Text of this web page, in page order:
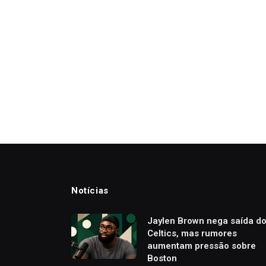
Notícias
Jaylen Brown nega saída do
Celtics, mas rumores
aumentam pressão sobre
Boston